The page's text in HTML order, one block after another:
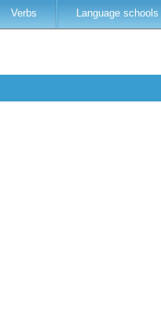
Verbs Language schools